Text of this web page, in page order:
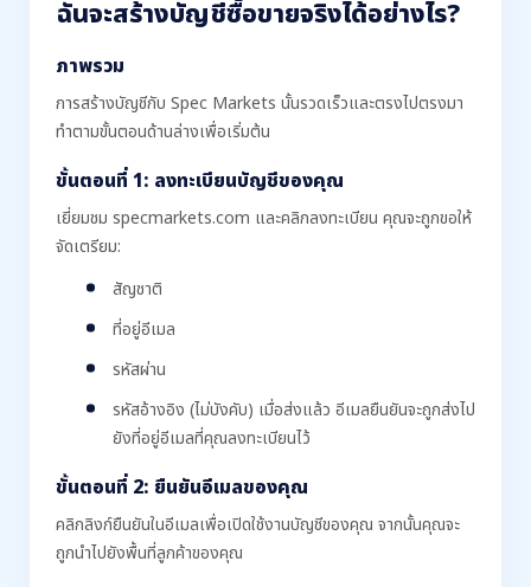
ฉันจะสร้างบัญชีซื้อขายจริงได้อย่างไร?
ภาพรวม
การสร้างบัญชีกับ Spec Markets นั้นรวดเร็วและตรงไปตรงมา
ทำตามขั้นตอนด้านล่างเพื่อเริ่มต้น
ขั้นตอนที่ 1: ลงทะเบียนบัญชีของคุณ
เยี่ยมชม specmarkets.com และคลิกลงทะเบียน คุณจะถูกขอให้
จัดเตรียม:
สัญชาติ
ที่อยู่อีเมล
รหัสผ่าน
รหัสอ้างอิง (ไม่บังคับ) เมื่อส่งแล้ว อีเมลยืนยันจะถูกส่งไป
ยังที่อยู่อีเมลที่คุณลงทะเบียนไว้
ขั้นตอนที่ 2: ยืนยันอีเมลของคุณ
คลิกลิงก์ยืนยันในอีเมลเพื่อเปิดใช้งานบัญชีของคุณ จากนั้นคุณจะ
ถูกนำไปยังพื้นที่ลูกค้าของคุณ